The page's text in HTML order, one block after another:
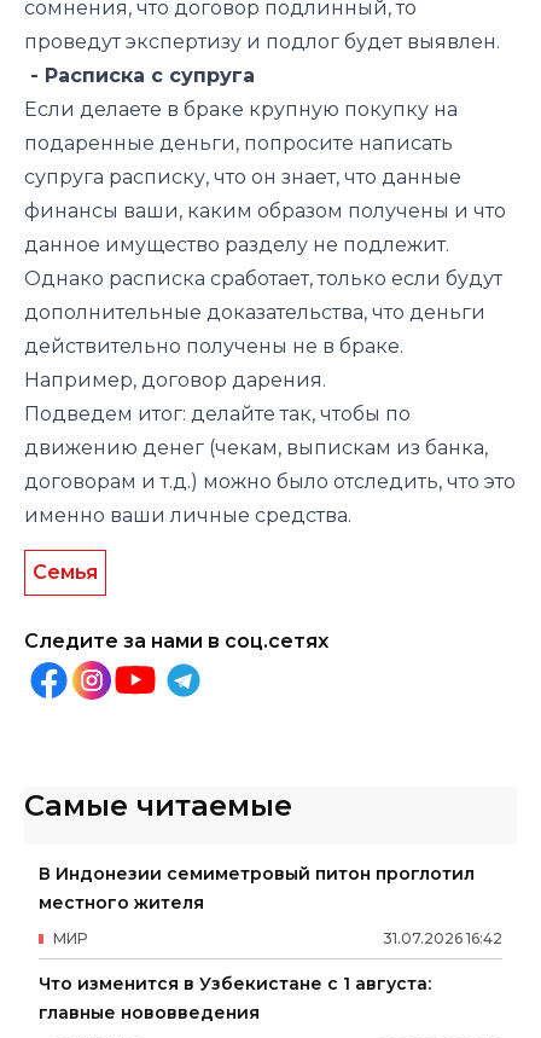
сомнения, что договор подлинный, то
проведут экспертизу и подлог будет выявлен.
- Расписка с супруга
Если делаете в браке крупную покупку на
подаренные деньги, попросите написать
супруга расписку, что он знает, что данные
финансы ваши, каким образом получены и что
данное имущество разделу не подлежит.
Однако расписка сработает, только если будут
дополнительные доказательства, что деньги
действительно получены не в браке.
Например, договор дарения.
Подведем итог: делайте так, чтобы по
движению денег (чекам, выпискам из банка,
договорам и т.д.) можно было отследить, что это
именно ваши личные средства.
Семья
Следите за нами в соц.сетях
Самые читаемые
В Индонезии семиметровый питон проглотил
местного жителя
31.07.2026 16:42
МИР
Что изменится в Узбекистане с 1 августа:
главные нововведения